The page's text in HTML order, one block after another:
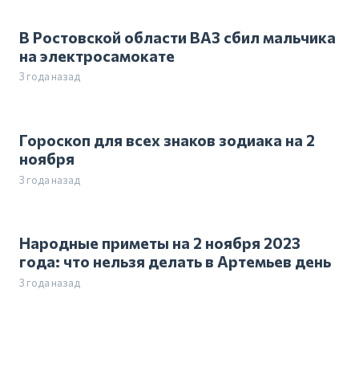
В Ростовской области ВАЗ сбил мальчика
на электросамокате
3 года назад
Гороскоп для всех знаков зодиака на 2
ноября
3 года назад
Народные приметы на 2 ноября 2023
года: что нельзя делать в Артемьев день
3 года назад